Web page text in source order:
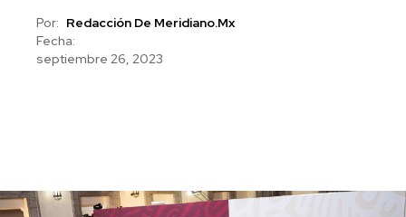
Por: Redacción De Meridiano.mx
Fecha:
septiembre 26, 2023